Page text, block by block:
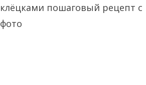
клёцками пошаговый рецепт с
фото